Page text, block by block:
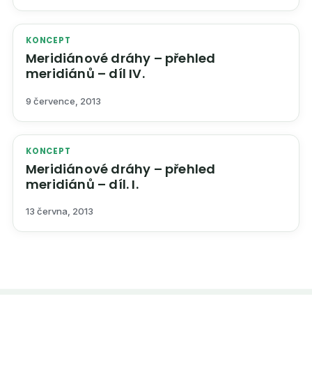
KONCEPT
Meridiánové dráhy – přehled
meridiánů – díl IV.
9 července, 2013
KONCEPT
Meridiánové dráhy – přehled
meridiánů – díl. I.
13 června, 2013